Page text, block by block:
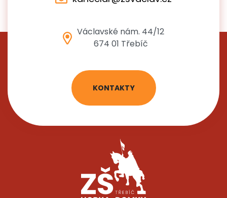
Václavské nám. 44/12
674 01 Třebíč
KONTAKTY